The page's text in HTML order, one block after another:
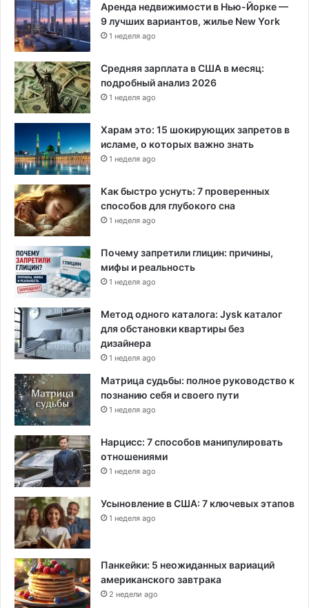
л
я
е
т
с
я
2
-
м
а
м
м
в
с
о
и
м
е
ж
е
д
е
в
н
ы
м
п
о
к
а
з
а
т
е
л
е
м
Аренда недвижимости в Нью-Йорке —
9 лучших вариантов, жилье New York
1 неделя ago
Средняя зарплата в США в месяц:
подробный анализ 2026
1 неделя ago
Харам это: 15 шокирующих запретов в
исламе, о которых важно знать
1 неделя ago
Как быстро уснуть: 7 проверенных
способов для глубокого сна
1 неделя ago
Почему запретили глицин: причины,
мифы и реальность
1 неделя ago
Метод одного каталога: Jysk каталог
для обстановки квартиры без
дизайнера
1 неделя ago
Матрица судьбы: полное руководство к
познанию себя и своего пути
1 неделя ago
Нарцисс: 7 способов манипулировать
отношениями
1 неделя ago
Усыновление в США: 7 ключевых этапов
1 неделя ago
Панкейки: 5 неожиданных вариаций
американского завтрака
2 недели ago